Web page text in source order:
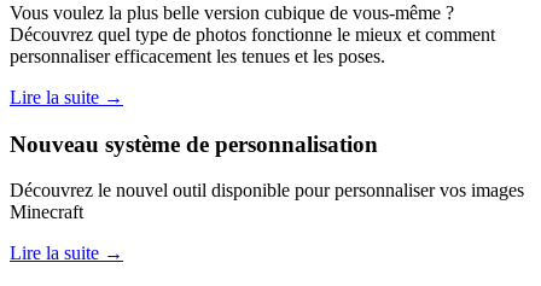
Vous voulez la plus belle version cubique de vous-même ?
Découvrez quel type de photos fonctionne le mieux et comment
personnaliser efficacement les tenues et les poses.
Lire la suite →
Nouveau système de personnalisation
Découvrez le nouvel outil disponible pour personnaliser vos images
Minecraft
Lire la suite →